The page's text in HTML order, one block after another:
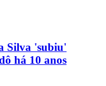
Silva 'subiu'
há 10 anos